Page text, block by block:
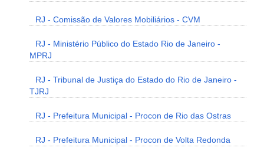
RJ - Comissão de Valores Mobiliários - CVM
RJ - Ministério Público do Estado Rio de Janeiro -
MPRJ
RJ - Tribunal de Justiça do Estado do Rio de Janeiro -
TJRJ
RJ - Prefeitura Municipal - Procon de Rio das Ostras
RJ - Prefeitura Municipal - Procon de Volta Redonda